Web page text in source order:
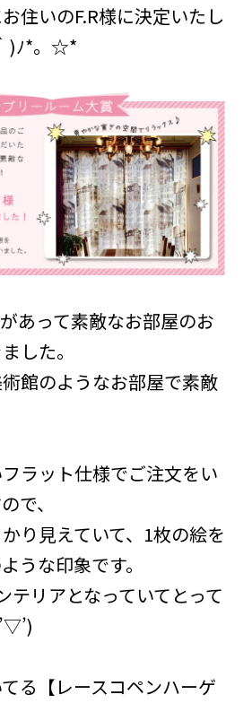
住いのF.R様に決定いたし
)ﾉ*。☆*
あって素敵なお部屋のお
した。
館のようなお部屋で素敵
ラット仕様でご注文をい
で、
り見えていて、1枚の絵を
うな印象です。
テリアとなっていてとって
る【レースコペンハーゲ